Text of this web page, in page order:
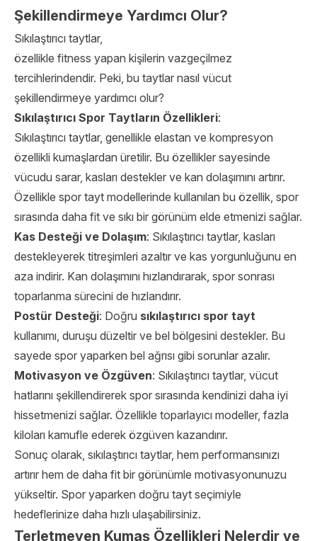
Şekillendirmeye Yardımcı Olur?
Sıkılaştırıcı taytlar,
özellikle fitness yapan kişilerin vazgeçilmez
tercihlerindendir. Peki, bu taytlar nasıl vücut
şekillendirmeye yardımcı olur?
Sıkılaştırıcı Spor Taytların Özellikleri:
Sıkılaştırıcı taytlar, genellikle elastan ve kompresyon
özellikli kumaşlardan üretilir. Bu özellikler sayesinde
vücudu sarar, kasları destekler ve kan dolaşımını artırır.
Özellikle spor tayt modellerinde kullanılan bu özellik, spor
sırasında daha fit ve sıkı bir görünüm elde etmenizi sağlar.
Kas Desteği ve Dolaşım: Sıkılaştırıcı taytlar, kasları
destekleyerek titreşimleri azaltır ve kas yorgunluğunu en
aza indirir. Kan dolaşımını hızlandırarak, spor sonrası
toparlanma sürecini de hızlandırır.
Postür Desteği: Doğru sıkılaştırıcı spor tayt
kullanımı, duruşu düzeltir ve bel bölgesini destekler. Bu
sayede spor yaparken bel ağrısı gibi sorunlar azalır.
Motivasyon ve Özgüven: Sıkılaştırıcı taytlar, vücut
hatlarını şekillendirerek spor sırasında kendinizi daha iyi
hissetmenizi sağlar. Özellikle toparlayıcı modeller, fazla
kiloları kamufle ederek özgüven kazandırır.
Sonuç olarak, sıkılaştırıcı taytlar, hem performansınızı
artırır hem de daha fit bir görünümle motivasyonunuzu
yükseltir. Spor yaparken doğru tayt seçimiyle
hedeflerinize daha hızlı ulaşabilirsiniz.
Terletmeyen Kumaş Özellikleri Nelerdir ve